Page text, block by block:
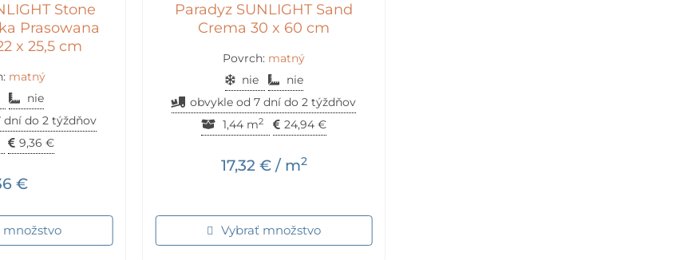
Stone
Prasowana
x 25,5 cm
matný
nie
dní do 2 týždňov
9,36 €
€
množstvo
Paradyz SUNLIGHT Sand
Crema 30 x 60 cm
Povrch: matný
nie
nie
obvykle od 7 dní do 2 týždňov
1,44 m2 24,94 €
17,32 €/ m2
Vybrať množstvo